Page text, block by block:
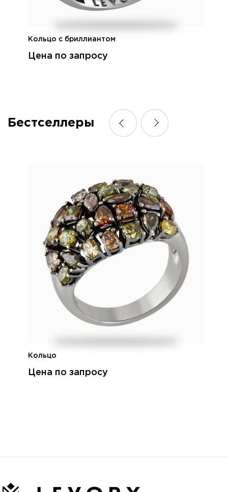
Кольцо с бриллиантом
Цена по запросу
Бестселлеры
Кольцо
Цена по запросу